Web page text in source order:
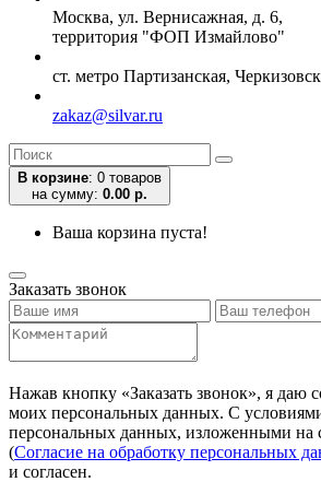
Москва, ул. Вернисажная, д. 6,
территория "ФОП Измайлово"
ст. метро Партизанская,
zakaz@silvar.ru
В корзине: 0 товаров
на сумму: 0.00 р.
Ваша корзина пуста!
Заказать звонок
Нажав кнопку «Заказать звонок», я даю
моих персональных данных. С
персональных данных, изложенными на
(Согласие на обработку персональных
и согласен.